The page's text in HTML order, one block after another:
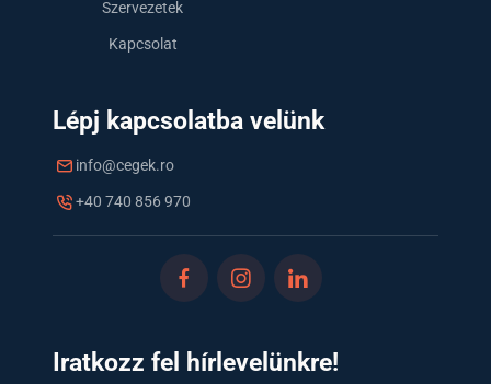
Szervezetek
Kapcsolat
Lépj kapcsolatba velünk
info@cegek.ro
+40 740 856 970
Iratkozz fel hírlevelünkre!